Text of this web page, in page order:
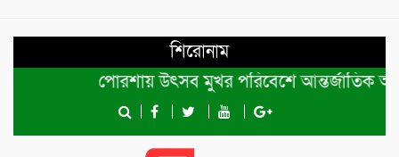
শিরোনাম
পোরশায় উৎসব মুখর পরিবেশে আন্তর্জাতিক